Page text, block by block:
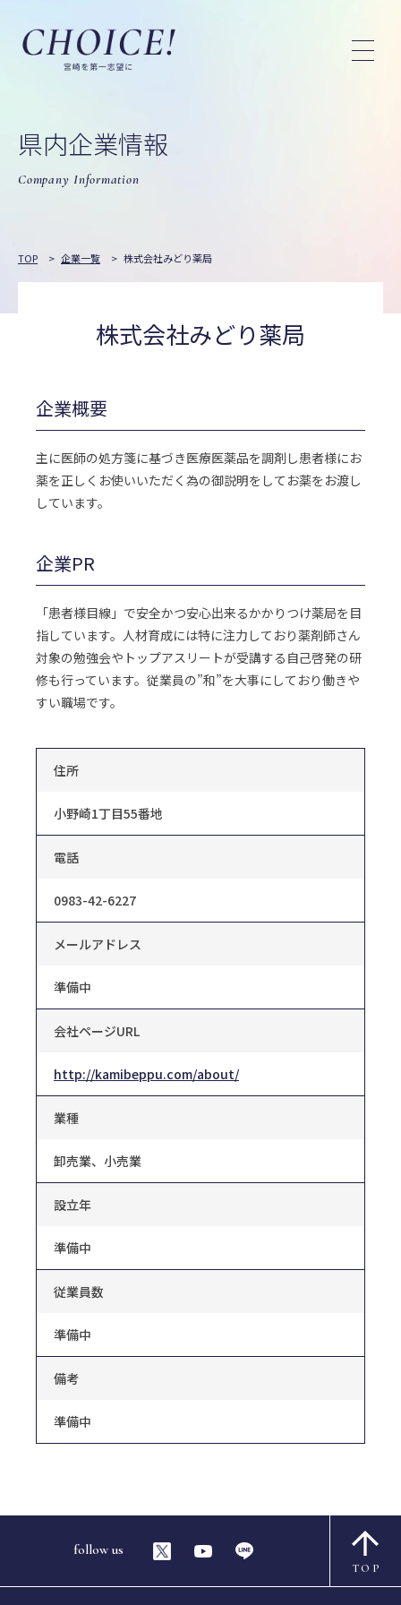
県内企業情報
Company Information
TOP > 企業一覧 > 株式会社みどり薬局
株式会社みどり薬局
企業概要
主に医師の処方箋に基づき医療医薬品を調剤し患者様にお
薬を正しくお使いいただく為の御説明をしてお薬をお渡し
しています。
企業PR
「患者様目線」で安全かつ安心出来るかかりつけ薬局を目
指しています。人材育成には特に注力しており薬剤師さん
対象の勉強会やトップアスリートが受講する自己啓発の研
修も行っています。従業員の”和”を大事にしており働きや
すい職場です。
住所
小野崎1丁目55番地
電話
0983-42-6227
メールアドレス
準備中
会社ページURL
http://kamibeppu.com/about/
業種
卸売業、小売業
設立年
準備中
従業員数
準備中
備考
準備中
follow us
TOP